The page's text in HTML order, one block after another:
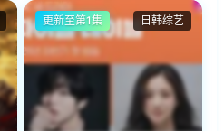
日韩综艺
更新至第1集